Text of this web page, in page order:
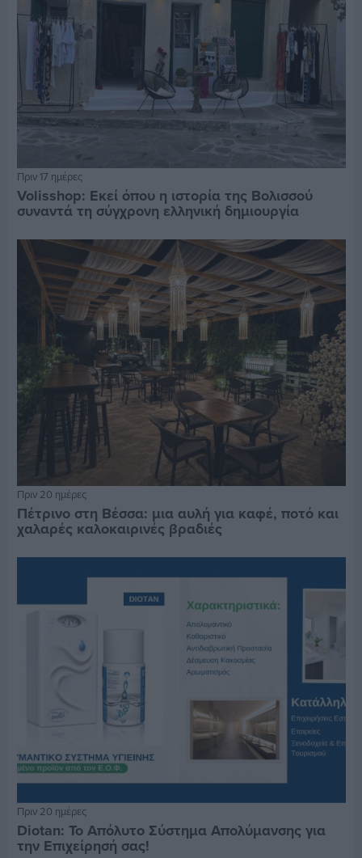
Πριν 17 ημέρες
Volisshop: Εκεί όπου η ιστορία της Βολισσού
συναντά τη σύγχρονη ελληνική δημιουργία
Πριν 20 ημέρες
Πέτρινο στη Βέσσα: μια αυλή για καφέ, ποτό και
χαλαρές καλοκαιρινές βραδιές
Πριν 20 ημέρες
Diotan: Το Απόλυτο Σύστημα Απολύμανσης για
την Επιχείρησή σας!